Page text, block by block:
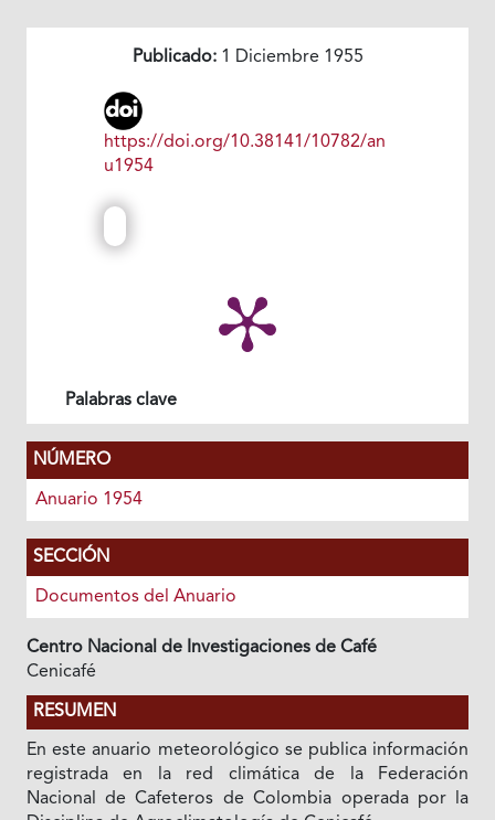
Publicado:1 Diciembre 1955
https://doi.org/10.38141/10782/an
u1954
Palabras clave
NÚMERO
Anuario 1954
SECCIÓN
Documentos del Anuario
Centro Nacional de Investigaciones de Café
Cenicafé
RESUMEN
En este anuario meteorológico se publica información
registrada en la red climática de la Federación
Nacional de Cafeteros de Colombia operada por la